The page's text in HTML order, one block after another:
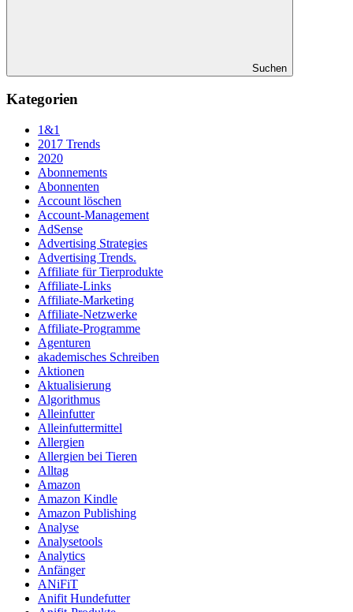
Suchen
Kategorien
1&1
2017 Trends
2020
Abonnements
Abonnenten
Account löschen
Account-Management
AdSense
Advertising Strategies
Advertising Trends.
Affiliate für Tierprodukte
Affiliate-Links
Affiliate-Marketing
Affiliate-Netzwerke
Affiliate-Programme
Agenturen
akademisches Schreiben
Aktionen
Aktualisierung
Algorithmus
Alleinfutter
Alleinfuttermittel
Allergien
Allergien bei Tieren
Alltag
Amazon
Amazon Kindle
Amazon Publishing
Analyse
Analysetools
Analytics
Anfänger
ANiFiT
Anifit Hundefutter